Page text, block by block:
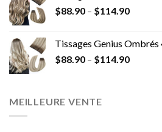
$88.90 – $114.90
Tissages Genius
$88.90 – $114.90
MEILLEURE VENTE